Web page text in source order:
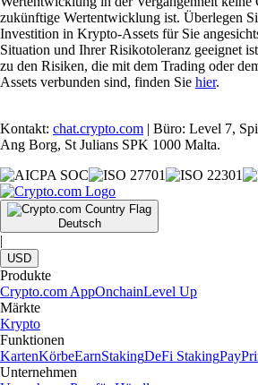
zukünftige Wertentwicklung ist. Überlegen
Investition in Krypto-Assets für Sie
Situation und Ihrer Risikotoleranz geeignet
zu den Risiken, die mit dem Trading oder
Assets verbunden sind, finden Sie hier.
Kontakt: chat.crypto.com | Büro: Level 7,
Ang Borg, St Julians SPK 1000 Malta.
Deutsch
|
USD
Produkte
Crypto.com AppOnchainLevel Up
Märkte
Krypto
Funktionen
KartenKörbeEarnStakingDeFi StakingPay
Unternehmen